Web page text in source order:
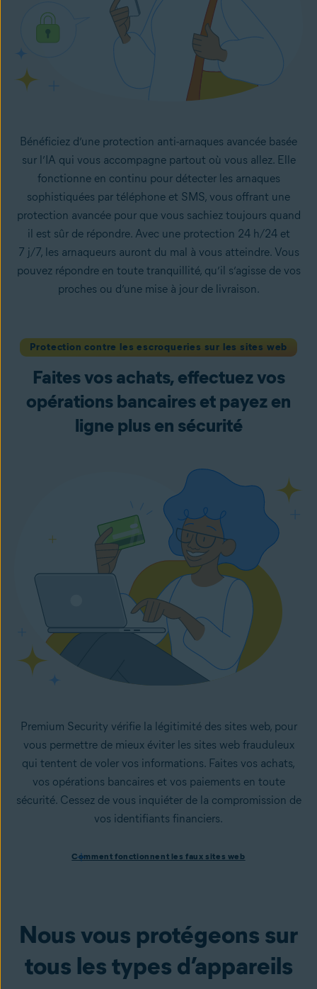
Bénéficiez d’une protection anti-arnaques avancée basée
sur l’IA qui vous accompagne partout où vous allez. Elle
fonctionne en continu pour détecter les arnaques
sophistiquées par téléphone et SMS, vous offrant une
protection avancée pour que vous sachiez toujours quand
il est sûr de répondre. Avec une protection 24 h/24 et
7 j/7, les arnaqueurs auront du mal à vous atteindre. Vous
pouvez répondre en toute tranquillité, qu’il s’agisse de vos
proches ou d’une mise à jour de livraison.
Protection contre les escroqueries sur les sites web
Faites vos achats, effectuez vos
opérations bancaires et payez en
ligne plus en sécurité
Premium Security vérifie la légitimité des sites web, pour
vous permettre de mieux éviter les sites web frauduleux
qui tentent de voler vos informations. Faites vos achats,
vos opérations bancaires et vos paiements en toute
sécurité. Cessez de vous inquiéter de la compromission de
vos identifiants financiers.
Les faux sites web sont couramment utilisés par les
pour voler des informations (mots de passe et autres
données personnelles). Premium Security vous avertit des
sites web dangereux avant de les charger, ce qui vous
Comment fonctionnent les faux sites web
Nous vous protégeons sur
tous les types d’appareils